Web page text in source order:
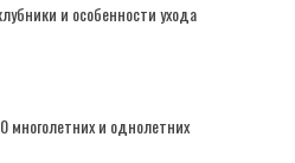
и особенности ухода
многолетних и однолетних